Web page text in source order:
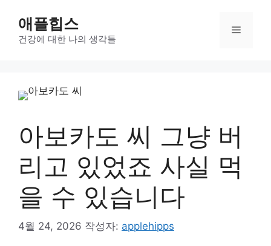
애플힙스
건강에 대한 나의 생각들
메
아보카도 씨 그냥 버
리고 있었죠 사실 먹
을 수 있습니다
4월 24, 2026 작성자: applehipps